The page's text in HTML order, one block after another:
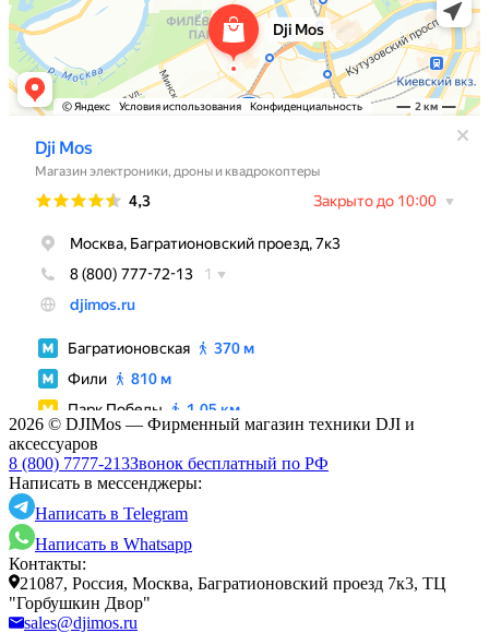
2026 © DJIMos — Фирменный магазин техники DJI и
аксессуаров
8 (800) 7777-213Звонок бесплатный по РФ
Написать в мессенджеры:
Написать в Telegram
Написать в Whatsapp
Контакты:
21087, Россия, Москва, Багратионовский проезд 7к3, ТЦ
"Горбушкин Двор"
sales@djimos.ru